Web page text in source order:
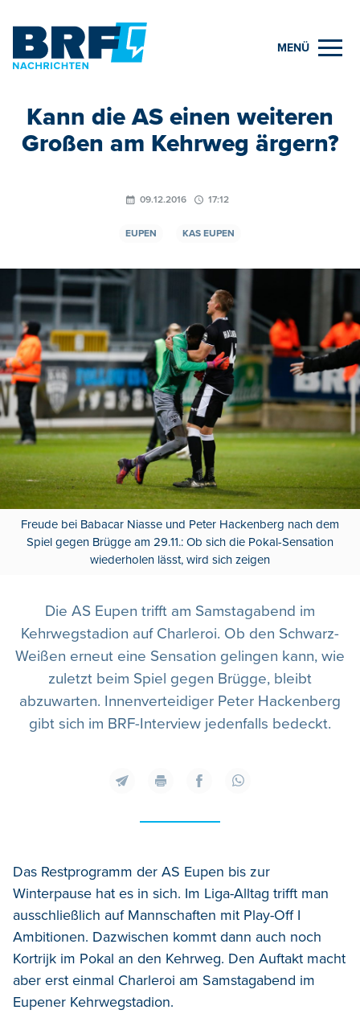
MENÜ
Kann die AS einen weiteren
Großen am Kehrweg ärgern?
09.12.2016 17:12
EUPEN KAS EUPEN
Freude bei Babacar Niasse und Peter Hackenberg nach dem
Spiel gegen Brügge am 29.11.: Ob sich die Pokal-Sensation
wiederholen lässt, wird sich zeigen
Die AS Eupen trifft am Samstagabend im
Kehrwegstadion auf Charleroi. Ob den Schwarz-
Weißen erneut eine Sensation gelingen kann, wie
zuletzt beim Spiel gegen Brügge, bleibt
abzuwarten. Innenverteidiger Peter Hackenberg
gibt sich im BRF-Interview jedenfalls bedeckt.
Das Restprogramm der AS Eupen bis zur
Winterpause hat es in sich. Im Liga-Alltag trifft man
ausschließlich auf Mannschaften mit Play-Off I
Ambitionen. Dazwischen kommt dann auch noch
Kortrijk im Pokal an den Kehrweg. Den Auftakt macht
aber erst einmal Charleroi am Samstagabend im
Eupener Kehrwegstadion.